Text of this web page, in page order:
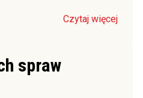
Czytaj więcej
spraw